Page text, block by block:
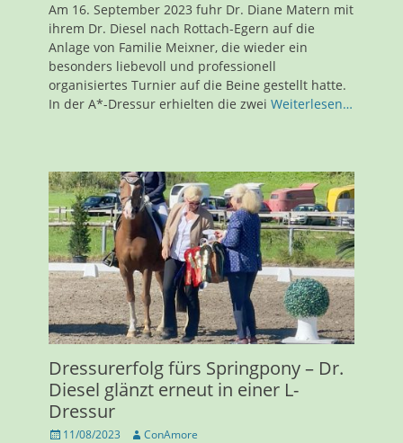
Am 16. September 2023 fuhr Dr. Diane Matern mit
ihrem Dr. Diesel nach Rottach-Egern auf die
Anlage von Familie Meixner, die wieder ein
besonders liebevoll und professionell
organisiertes Turnier auf die Beine gestellt hatte.
In der A*-Dressur erhielten die zwei Weiterlesen…
Dressurerfolg fürs Springpony – Dr.
Diesel glänzt erneut in einer L-
Dressur
Veröffentlicht
11/08/2023 AutorConAmore